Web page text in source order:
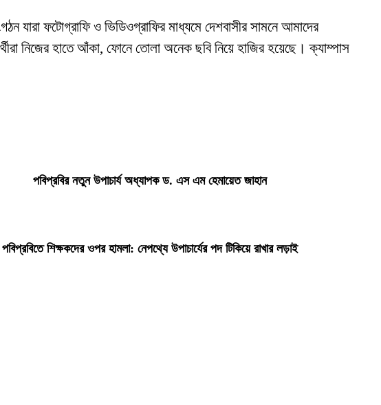
যারা ফটোগ্রাফি ও ভিডিওগ্রাফির মাধ্যমে দেশবাসীর সামনে আমাদের
নিজের হাতে আঁকা, ফোনে তোলা অনেক ছবি নিয়ে হাজির হয়েছে। ক্যাম্পাস
পবিপ্রবির নতুন উপাচার্য অধ্যাপক ড. এস এম হেমায়েত জাহান
পবিপ্রবিতে শিক্ষকদের ওপর হামলা: নেপথ্যে উপাচার্যের পদ টিকিয়ে রাখার লড়াই